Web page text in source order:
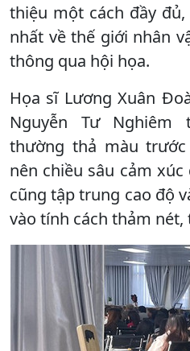
thiệu một cách đầy
nhất về thế giới nhân
thông qua hội họa.
Họa sĩ Lương Xuân
Nguyễn Tư
thường thả màu
nên chiều sâu cảm
cũng tập trung cao độ
vào tính cách thảm nét,